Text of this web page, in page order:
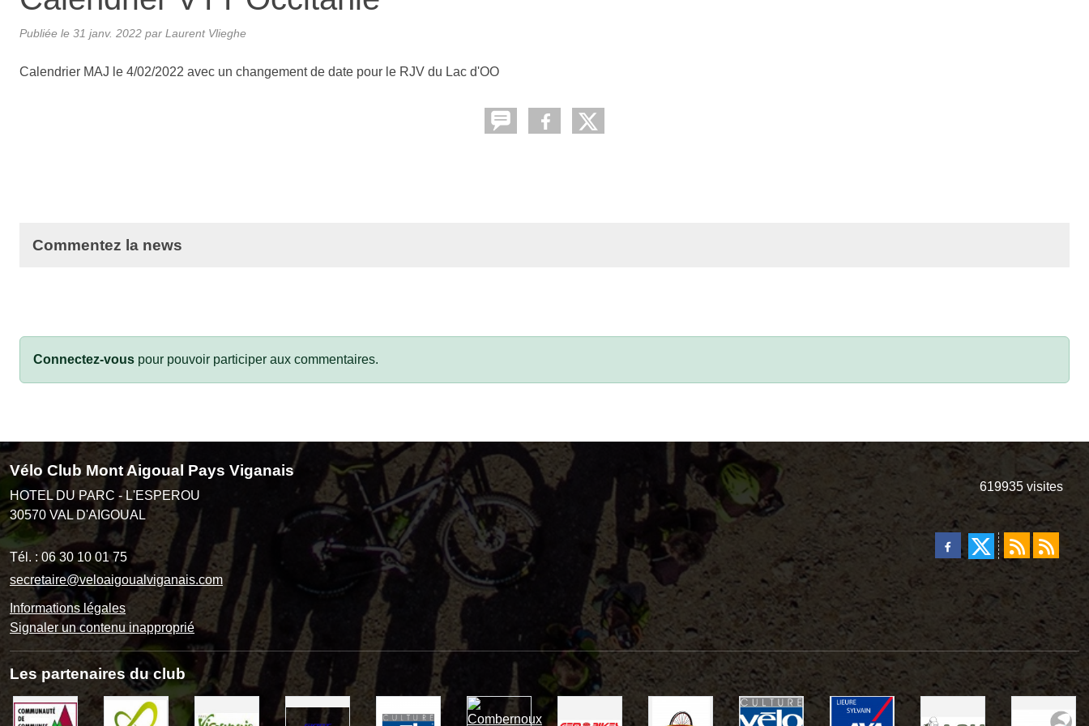
Publiée le 31 janv. 2022 par Laurent Vlieghe
Calendrier MAJ le 4/02/2022 avec un changement de date pour le RJV du Lac d'OO
Commentez la news
Connectez-vous pour pouvoir participer aux commentaires.
Vélo Club Mont Aigoual Pays Viganais
HOTEL DU PARC - L'ESPEROU
30570 VAL D'AIGOUAL
Tél. : 06 30 10 01 75
secretaire@veloaigoualviganais.com
Informations légales
Signaler un contenu inapproprié
619935 visites
Les partenaires du club